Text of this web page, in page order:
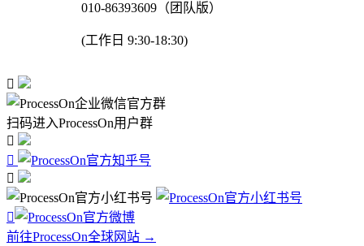
010-86393609（团队版）
(工作日 9:30-18:30)

扫码进入ProcessOn用户群




前往ProcessOn全球网站 →